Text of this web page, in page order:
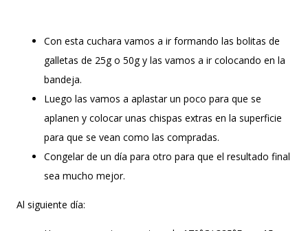
Con esta cuchara vamos a ir formando las bolitas de
galletas de 25g o 50g y las vamos a ir colocando en la
bandeja.
Luego las vamos a aplastar un poco para que se
aplanen y colocar unas chispas extras en la superficie
para que se vean como las compradas.
Congelar de un día para otro para que el resultado final
sea mucho mejor.
Al siguiente día: